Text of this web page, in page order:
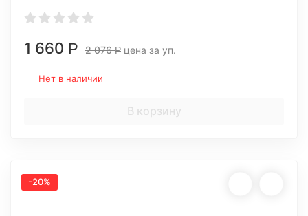
1 660 Р 2 076Р цена за уп.
Нет в наличии
В корзину
-20%